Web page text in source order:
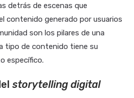
detrás de escenas que
contenido generado por usuarios
son los pilares de una
tipo de contenido tiene su
específico.
storytelling digital